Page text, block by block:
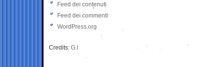
Feed dei contenuti
Feed dei commenti
WordPress.org
Credits: G.I